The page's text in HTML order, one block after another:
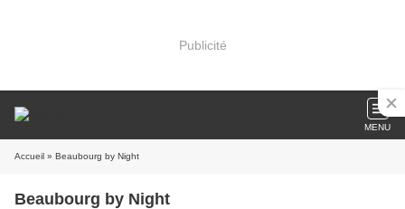
Publicité
MENU
Accueil » Beaubourg by Night
Beaubourg by Night